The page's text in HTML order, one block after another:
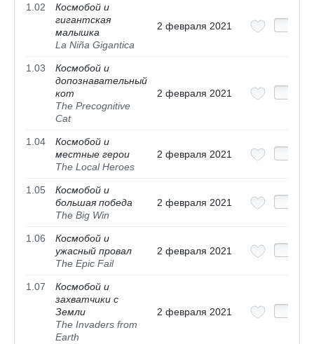
1.02
Космобой и
гигантская
малышка
La Niña Gigantica
2 февраля 2021
1.03
Космобой и
допознавательный
кот
The Precognitive
Cat
2 февраля 2021
1.04
Космобой и
местные герои
The Local Heroes
2 февраля 2021
1.05
Космобой и
большая победа
The Big Win
2 февраля 2021
1.06
Космобой и
ужасный провал
The Epic Fail
2 февраля 2021
1.07
Космобой и
захватчики с
Земли
The Invaders from
Earth
2 февраля 2021